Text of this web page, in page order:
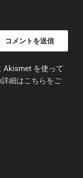
Akismet を使って
細はこちらをご